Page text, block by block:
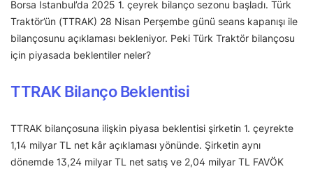
Borsa İstanbul’da 2025 1. çeyrek bilanço sezonu başladı. Türk
Traktör’ün (TTRAK) 28 Nisan Perşembe günü seans kapanışı ile
bilançosunu açıklaması bekleniyor. Peki Türk Traktör bilançosu
için piyasada beklentiler neler?
TTRAK Bilanço Beklentisi
TTRAK bilançosuna ilişkin piyasa beklentisi şirketin 1. çeyrekte
1,14 milyar TL net kâr açıklaması yönünde. Şirketin aynı
dönemde 13,24 milyar TL net satış ve 2,04 milyar TL FAVÖK